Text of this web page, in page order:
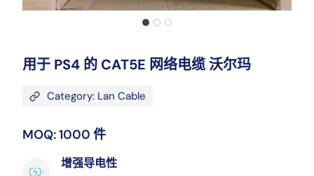
用于 PS4 的 CAT5E 网络电缆 沃尔玛
Category: Lan Cable
MOQ: 1000 件
增强导电性